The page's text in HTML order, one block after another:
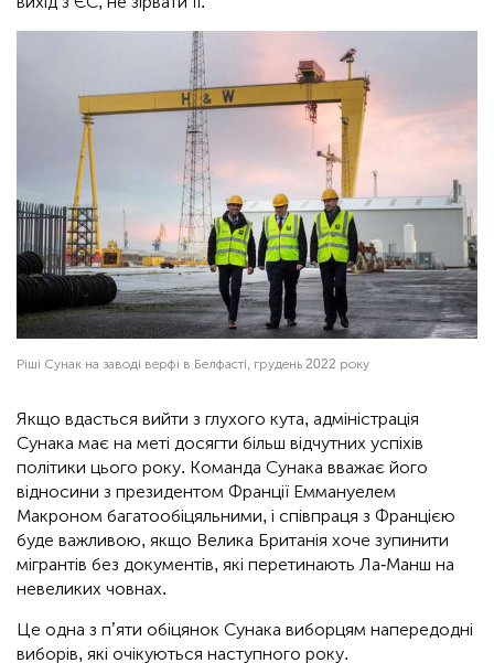
Ріші Сунак на заводі верфі в Белфасті, грудень 2022 року
Якщо вдасться вийти з глухого кута, адміністрація
Сунака має на меті досягти більш відчутних успіхів
політики цього року. Команда Сунака вважає його
відносини з президентом Франції Еммануелем
Макроном багатообіцяльними, і співпраця з Францією
буде важливою, якщо Велика Британія хоче зупинити
мігрантів без документів, які перетинають Ла-Манш на
невеликих човнах.
Це одна з п’яти обіцянок Сунака виборцям напередодні
виборів, які очікуються наступного року.